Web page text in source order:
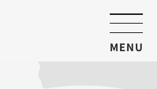
MENU